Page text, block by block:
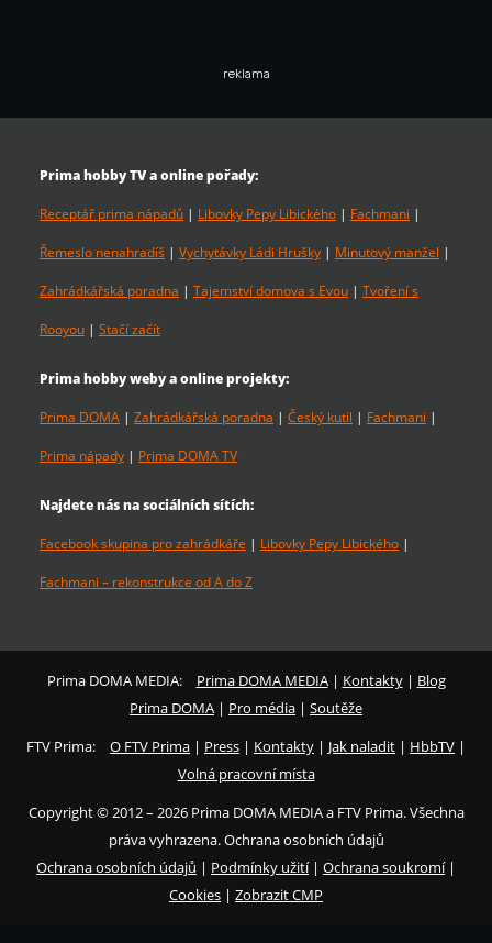
reklama
Prima hobby TV a online pořady:
Receptář prima nápadů | Libovky Pepy Libického | Fachmani |
Řemeslo nenahradíš | Vychytávky Ládi Hrušky | Minutový manžel |
Zahrádkářská poradna | Tajemství domova s Evou | Tvoření s
Rooyou | Stačí začít
Prima hobby weby a online projekty:
Prima DOMA | Zahrádkářská poradna | Český kutil | Fachmani |
Prima nápady | Prima DOMA TV
Najdete nás na sociálních sítích:
Facebook skupina pro zahrádkáře | Libovky Pepy Libického |
Fachmani – rekonstrukce od A do Z
Prima DOMA MEDIA: Prima DOMA MEDIA| Kontakty| Blog
Prima DOMA | Pro média | Soutěže
FTV Prima:
O FTV Prima | Press | Kontakty | Jak naladit | HbbTV |
Volná pracovní místa
Copyright © 2012 – 2026 Prima DOMA MEDIA a FTV Prima. Všechna
práva vyhrazena. Ochrana osobních údajů
Ochrana osobních údajů | Podmínky užití| Ochrana soukromí|
Cookies | Zobrazit CMP